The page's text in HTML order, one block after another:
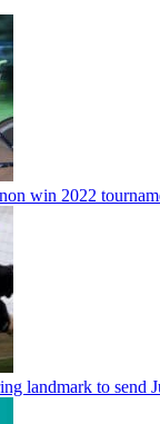
win 2022
landmark to send